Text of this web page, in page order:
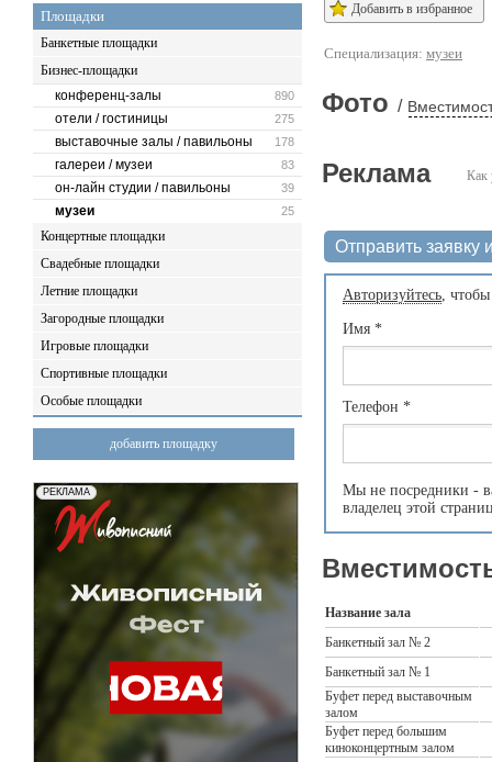
Площадки
Банкетные площадки
Бизнес-площадки
890
конференц-залы
275
отели / гостиницы
178
выставочные залы / павильоны
83
галереи / музеи
39
он-лайн студии / павильоны
25
музеи
Концертные площадки
Свадебные площадки
Летние площадки
Загородные площадки
Игровые площадки
Спортивные площадки
Особые площадки
добавить площадку
Добавить в избранное
Специализация: музеи
Фото /
Как
Реклама
Отправить заявку
Авторизуйтесь,
Имя *
Телефон *
Мы не посредники -
владелец этой
Название зала
Банкетный зал № 2
Банкетный зал № 1
Буфет перед выставочным
залом
Буфет перед большим
киноконцертным залом